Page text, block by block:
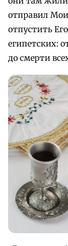
отправил
отпустить
египетских:
до смерти